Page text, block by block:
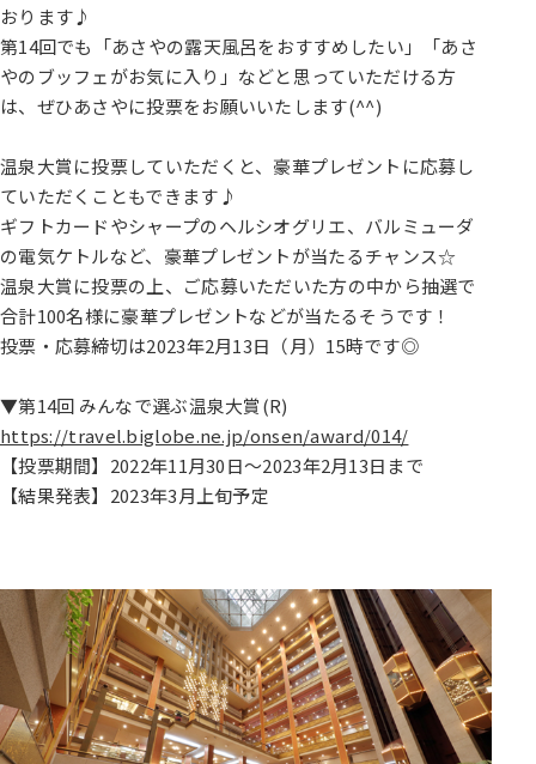
おります♪
第14回でも「あさやの露天風呂をおすすめしたい」「あさ
やのブッフェがお気に入り」などと思っていただける方
は、ぜひあさやに投票をお願いいたします(^^)
温泉大賞に投票していただくと、豪華プレゼントに応募し
ていただくこともできます♪
ギフトカードやシャープのヘルシオグリエ、バルミューダ
の電気ケトルなど、豪華プレゼントが当たるチャンス☆
温泉大賞に投票の上、ご応募いただいた方の中から抽選で
合計100名様に豪華プレゼントなどが当たるそうです！
投票・応募締切は2023年2月13日（月）15時です◎
▼第14回 みんなで選ぶ温泉大賞(R)
https://travel.biglobe.ne.jp/onsen/award/014/
【投票期間】2022年11月30日～2023年2月13日まで
【結果発表】2023年3月上旬予定